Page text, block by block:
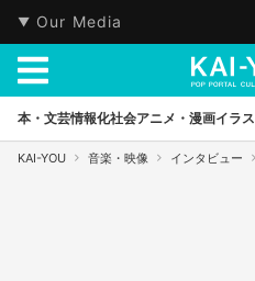
Our Media
本・文芸情報化社会アニメ・漫画イラ
KAI-YOU 音楽・映像 インタビュー